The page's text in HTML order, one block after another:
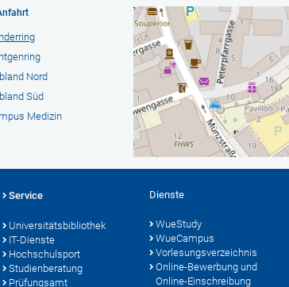
Nord
Süd
Medizin
Service
Universitätsbibliothek
IT-Dienste
Hochschulsport
Studienberatung
Prüfungsamt
Dienste
WueStudy
WueCampus
Vorlesungsverzeichnis
Online-Bewerbung und
Online-Einschreibung